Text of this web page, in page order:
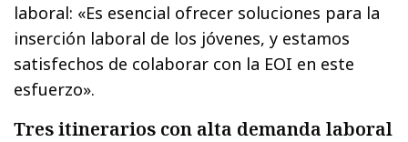
laboral: «Es esencial ofrecer soluciones para la
inserción laboral de los jóvenes, y estamos
satisfechos de colaborar con la EOI en este
esfuerzo».
Tres itinerarios con alta demanda laboral